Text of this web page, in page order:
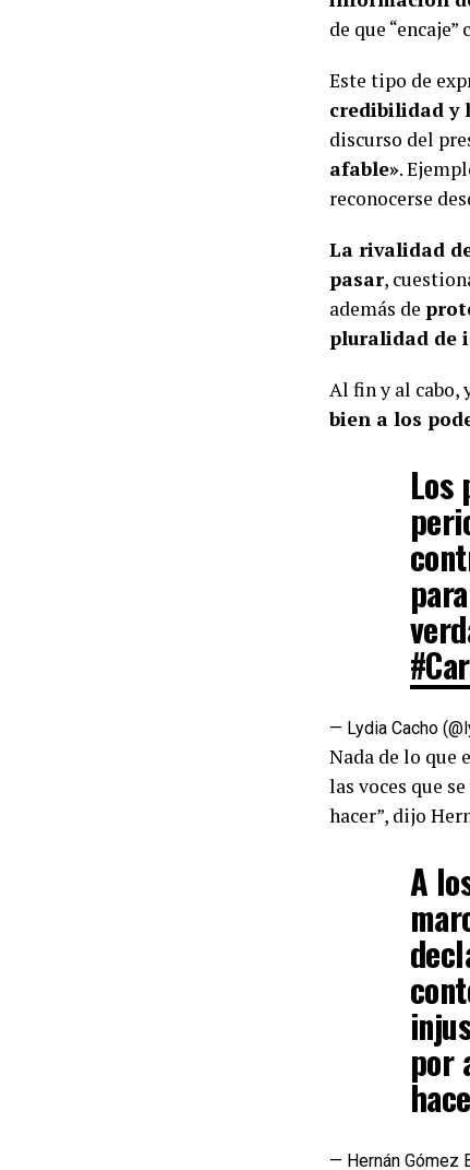
de que
Este tipo de
credibilidad y
discurso del
afable».
reconocerse
La rivalidad
pasar,
además de
pluralidad de
Al fin y al cabo,
bien a los
Los
— Lydia Cacho
Nada de lo que
las voces que
hacer”, dijo
A
por
— Hernán Gómez